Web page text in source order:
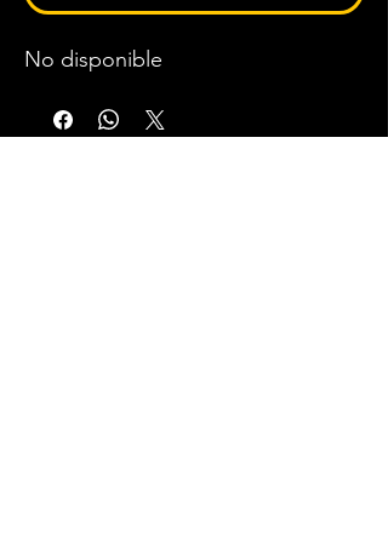
No disponible